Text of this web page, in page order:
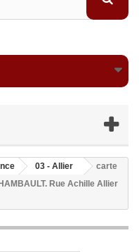
03 - Allier
carte
Rue Achille Allier